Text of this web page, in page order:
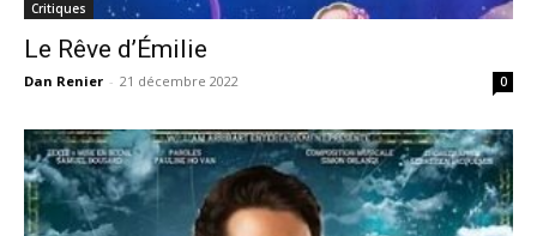
Critiques
Le Rêve d’Émilie
Dan Renier - 21 décembre 2022 0